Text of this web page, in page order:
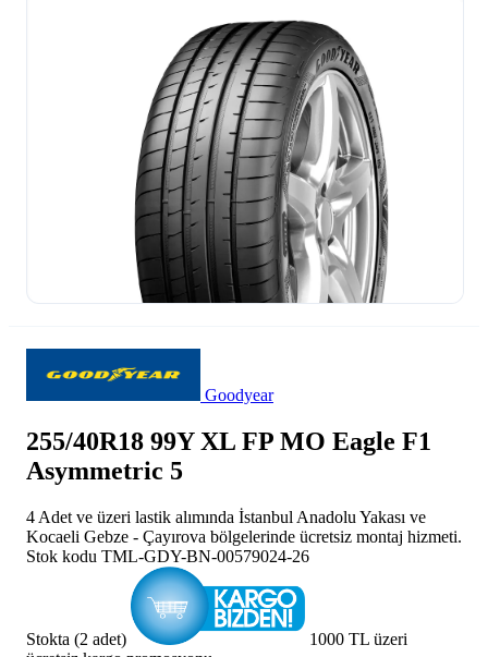
Goodyear
255/40R18 99Y XL FP MO Eagle F1
Asymmetric 5
4 Adet ve üzeri lastik alımında İstanbul Anadolu Yakası ve
Kocaeli Gebze - Çayırova bölgelerinde ücretsiz montaj hizmeti.
Stok kodu TML-GDY-BN-00579024-26
Stokta (2 adet)
1000 TL üzeri